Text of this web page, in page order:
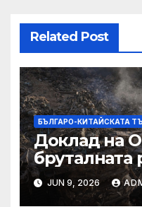
Related Post
БЪЛГАРО-КИТАЙСКАТА
Доклад на
бруталната
Западния
JUN 9, 2026